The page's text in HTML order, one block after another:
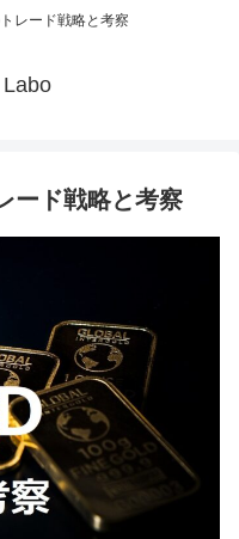
レード戦略と考察
ード戦略と考察